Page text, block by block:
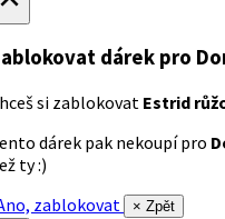
dárek pro
si zablokovat Estrid
dárek pak nekoupí pro
ty :)
zablokovat
× Zpět